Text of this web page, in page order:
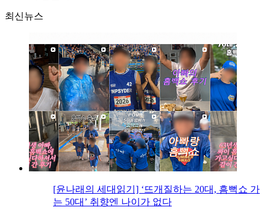
최신뉴스
[윤나래의 세대읽기] ‘뜨개질하는 20대, 흠뻑쇼 가
는 50대’ 취향엔 나이가 없다